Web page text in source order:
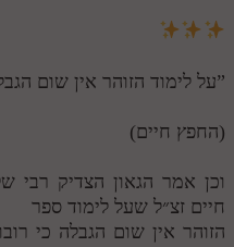
”על לימוד הזוהר אין שום
(החפץ חיים)
וכן אמר הגאון הצדיק רבי
חיים זצ״ל שעל לימוד ספר
הזוהר אין שום הגבלה כי